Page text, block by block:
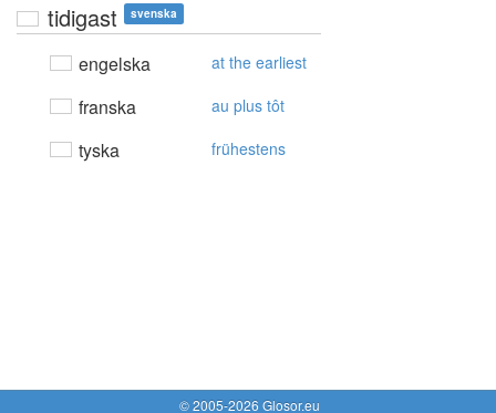
tidigast svenska
engelska at the earliest
franska au plus tôt
tyska frühestens
© 2005-2026 Glosor.eu